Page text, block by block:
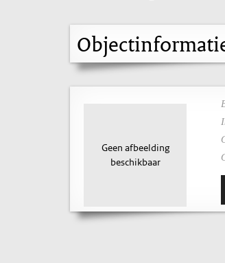
Geen afbeelding
beschikbaar